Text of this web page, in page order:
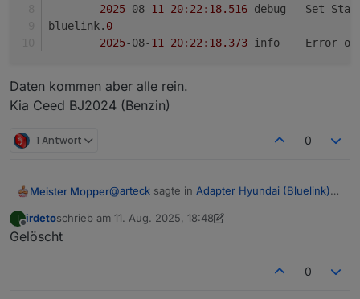
2025-08-11 20: 22: 18.516
debug	Set
bluelink. 0
2025-08-11 20: 22: 18.373
info
Daten kommen aber alle rein.
Kia Ceed BJ2024 (Benzin)
1 Antwort 0
Meister Mopper@arteck sagte in Adapter Hyundai (Bluelink)
dementsprechend den vehicleStatus
vehicleStatus erhalten geblieben und wird
I
Offline
irdetoschrieb am 11. Aug. 2025, 18:48
zuletzt editiert von irdeto 8. Nov. 2025, 20:50
Gelöscht
0